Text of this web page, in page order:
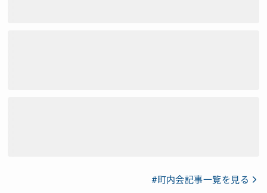
#町内会記事一覧を見る